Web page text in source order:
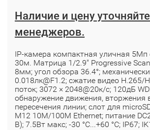
Наличие и цену
менеджеров.
IP-камера компактная уличная 5Мп
30м. Матрица 1/2.9" Progressive
8мм; угол обзора 36.4°;
0.018лк@F1.2; сжатие видео H.265/
поток; 3072 × 2048@20к/с; 120дБ
обнаружение движения, вторжения
пересечения линии; слот для
M12 10M/100M Ethernet; питание
В); 7.5Вт макс; -30 °C...+60 °C; IP67;